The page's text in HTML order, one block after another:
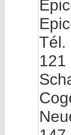
Tél.
121